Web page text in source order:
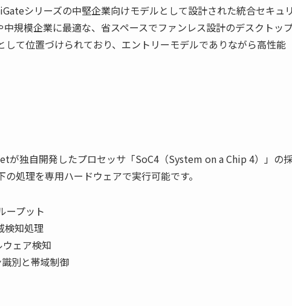
シリーズの中堅企業向けモデルとして設計された統合セキュ
規模企業に最適な、省スペースでファンレス設計のデスクトッ
て位置づけられており、エントリーモデルでありながら高性能
独自開発したプロセッサ「SoC4（System on a Chip 4）」の
処理を専用ハードウェアで実行可能です。
ープット
検知処理
ェア検知
別と帯域制御